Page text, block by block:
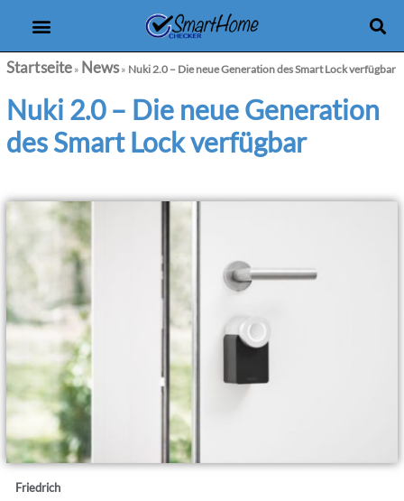
Startseite » News» Nuki 2.0 – Die neue Generation des Smart Lock verfügbar
Nuki 2.0 – Die neue Generation
des Smart Lock verfügbar
Friedrich